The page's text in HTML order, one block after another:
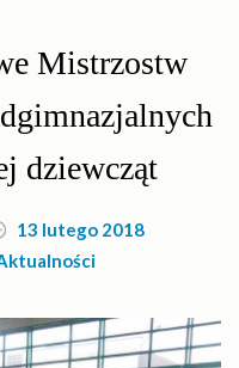
Mistrzostw
dziewcząt
13 lutego 2018